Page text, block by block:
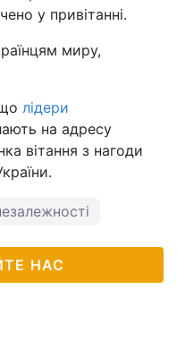
у привітанні.
миру,
лідери
на адресу
вітання з нагоди
НАС